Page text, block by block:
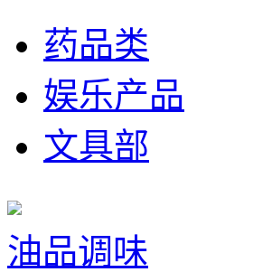
药品类
娱乐产品
文具部
油品调味